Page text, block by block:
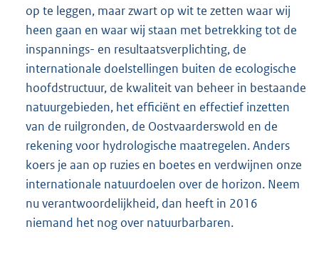
op te leggen, maar zwart op wit te zetten waar wij
heen gaan en waar wij staan met betrekking tot de
inspannings- en resultaatsverplichting, de
internationale doelstellingen buiten de ecologische
hoofdstructuur, de kwaliteit van beheer in bestaande
natuurgebieden, het efficiënt en effectief inzetten
van de ruilgronden, de Oostvaarderswold en de
rekening voor hydrologische maatregelen. Anders
koers je aan op ruzies en boetes en verdwijnen onze
internationale natuurdoelen over de horizon. Neem
nu verantwoordelijkheid, dan heeft in 2016
niemand het nog over natuurbarbaren.